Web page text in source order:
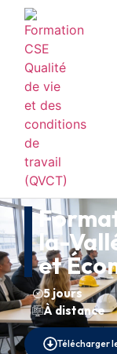
la-
et
5 jours
À distance
Télécharger